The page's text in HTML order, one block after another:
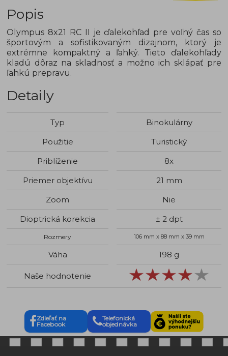
Popis
Olympus 8x21 RC II je ďalekohľad pre voľný čas so
športovým a sofistikovaným dizajnom, ktorý je
extrémne kompaktný a ľahký. Tieto ďalekohľady
kladú dôraz na skladnosť a možno ich sklápať pre
ľahkú prepravu.
Detaily
Typ
Binokulárny
Použitie
Turistický
Priblíženie
8x
Priemer objektívu
21 mm
Zoom
Nie
Dioptrická korekcia
± 2 dpt
Rozmery 106 mm x 88 mm x 39 mm
Váha 198 g
Naše hodnotenie
Zdieľať na
Facebook
Telefonická
objednávka